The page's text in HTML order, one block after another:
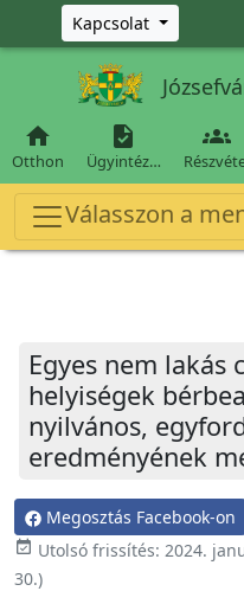
Ugrás a fő tartalomra
Kapcsolat

Otthon

Ügyintéz…

Válasszon a
Egyes nem lakás
helyiségek
nyilvános,
eredményének
Megosztás Facebook-on
event_available Utolsó frissítés: 2024.
30.)